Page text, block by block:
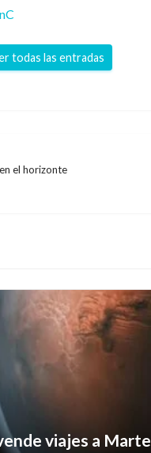
todas las entradas
el horizonte
viajes a Marte